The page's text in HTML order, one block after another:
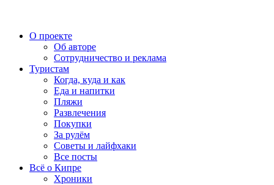
О проекте
Об авторе
Сотрудничество и реклама
Туристам
Когда, куда и как
Еда и напитки
Пляжи
Развлечения
Покупки
За рулём
Советы и лайфхаки
Все посты
Всё о Кипре
Хроники